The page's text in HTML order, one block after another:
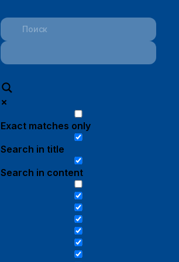
Exact matches only
Search in title
Search in content